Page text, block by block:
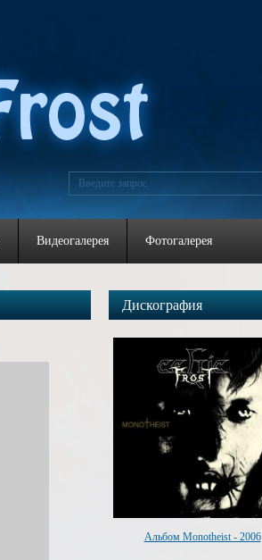
Видеогалерея Фотогалерея
Дискография
Альбом Monotheist - 2006